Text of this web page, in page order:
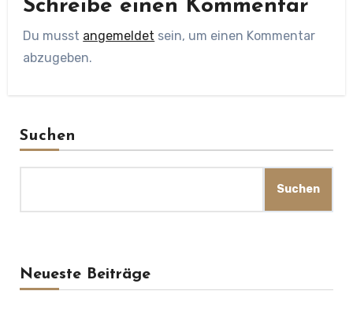
Schreibe einen Kommentar
Du musst angemeldet sein, um einen Kommentar
abzugeben.
Suchen
Suchen
Neueste Beiträge